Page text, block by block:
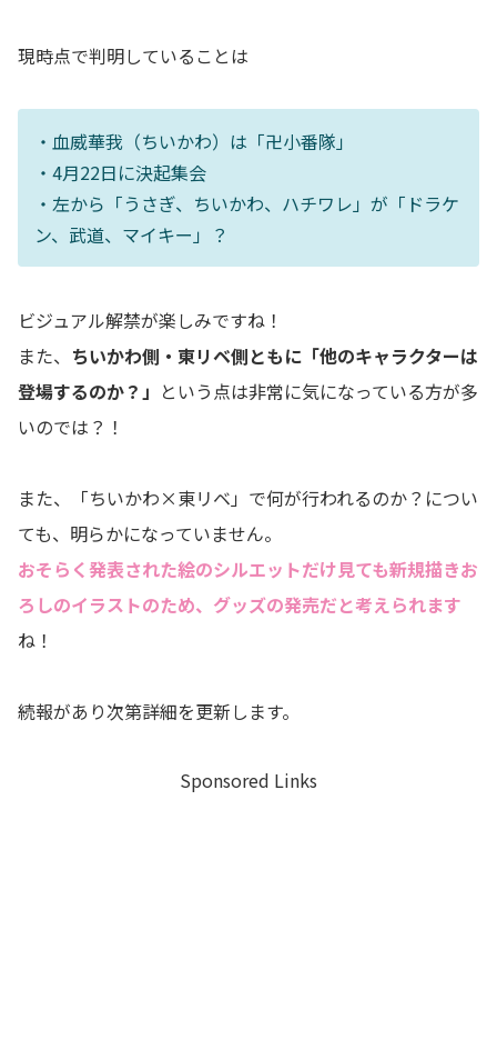
現時点で判明していることは
・血威華我（ちいかわ）は「卍小番隊」
・4月22日に決起集会
・左から「うさぎ、ちいかわ、ハチワレ」が「ドラケ
ン、武道、マイキー」？
ビジュアル解禁が楽しみですね！
また、 ちいかわ側・東リベ側ともに「他のキャラクターは
登場するのか？」 という点は非常に気になっている方が多
いのでは？！
また、「ちいかわ×東リベ」で何が行われるのか？につい
ても、明らかになっていません。
おそらく発表された絵のシルエットだけ見ても新規描きお
ろしのイラストのため、グッズの発売だと考えられます
ね！
続報があり次第詳細を更新します。
Sponsored Links